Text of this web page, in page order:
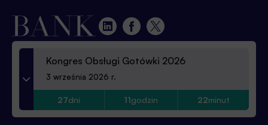
Kongres Obsługi Gotówki 2026
3 września 2026 r.
27dni 11godzin 22minut